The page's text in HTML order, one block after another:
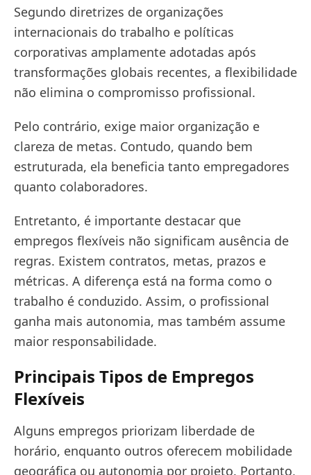
Segundo diretrizes de organizações
internacionais do trabalho e políticas
corporativas amplamente adotadas após
transformações globais recentes, a flexibilidade
não elimina o compromisso profissional.
Pelo contrário, exige maior organização e
clareza de metas. Contudo, quando bem
estruturada, ela beneficia tanto empregadores
quanto colaboradores.
Entretanto, é importante destacar que
empregos flexíveis não significam ausência de
regras. Existem contratos, metas, prazos e
métricas. A diferença está na forma como o
trabalho é conduzido. Assim, o profissional
ganha mais autonomia, mas também assume
maior responsabilidade.
Principais Tipos de Empregos
Flexíveis
Alguns empregos priorizam liberdade de
horário, enquanto outros oferecem mobilidade
geográfica ou autonomia por projeto. Portanto,